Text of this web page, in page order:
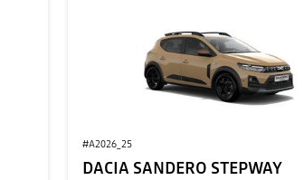
#A2026_25
DACIA SANDERO STEPWAY